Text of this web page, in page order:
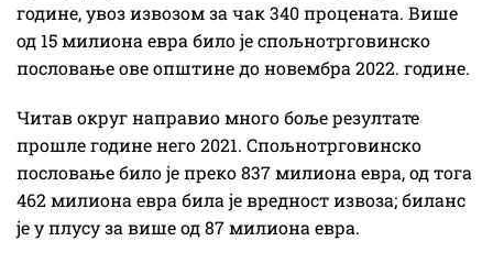
године, увоз извозом за чак 340 процената. Више
од 15 милиона евра било је спољнотрговинско
пословање ове општине до новембра 2022. године.
Читав округ направио много боље резултате
прошле године него 2021. Спољнотрговинско
пословање било је преко 837 милиона евра, од тога
462 милиона евра била је вредност извоза; биланс
је у плусу за више од 87 милиона евра.